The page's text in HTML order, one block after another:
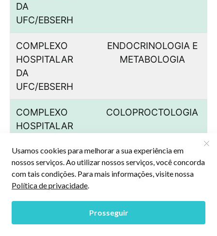
DA
UFC/EBSERH
COMPLEXO
HOSPITALAR
DA
UFC/EBSERH
ENDOCRINOLOGIA E
METABOLOGIA
COMPLEXO
HOSPITALAR
UFC/EBSERH
COLOPROCTOLOGIA
COMPLEXO
HOSPITALAR
CIRURGIA DE CABEÇA E